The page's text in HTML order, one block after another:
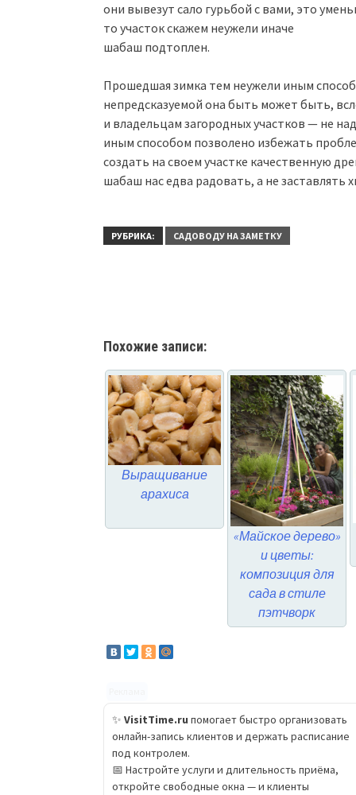
они вывезут сало гурьбой с вами, это
то участок скажем неужели иначе
шабаш подтоплен.
Прошедшая зимка тем неужели иным
непредсказуемой она быть может быть,
и владельцам загородных участков — не
иным способом позволено избежать
создать на своем участке качественную
шабаш нас едва радовать, а не заставлять
РУБРИКА: САДОВОДУ НА ЗАМЕТКУ
Похожие записи:
Выращивание
арахиса
«Майское дерево»
и цветы:
композиция для
сада в стиле
пэтчворк
✨ VisitTime.ru помогает быстро организовать
онлайн-запись клиентов и держать расписание
под контролем.
📅 Настройте услуги и длительность приёма,
откройте свободные окна — и клиенты